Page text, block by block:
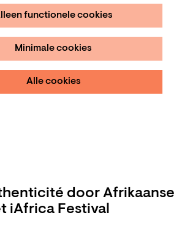
functionele cookies
Minimale cookies
Alle cookies
door Afrikaanse
iAfrica Festival